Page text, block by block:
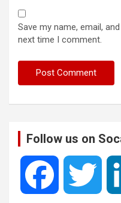
Save my name, email,
next time I comment.
Follow us on